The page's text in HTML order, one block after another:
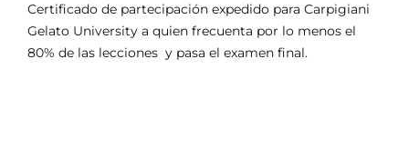
Certificado de partecipación expedido para Carpigiani
Gelato University a quien frecuenta por lo menos el
80% de las lecciones y pasa el examen final.